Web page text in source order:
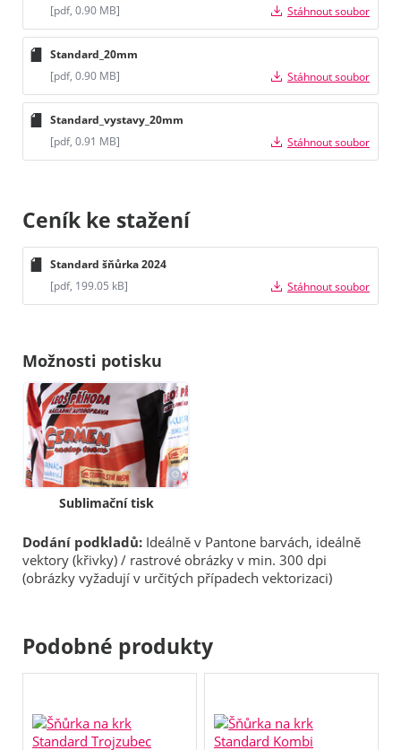
[pdf, 0.90 MB] Stáhnout soubor
Standard_20mm
[pdf, 0.90 MB]
Stáhnout soubor
Standard_vystavy_20mm
[pdf, 0.91 MB]
Stáhnout soubor
Ceník ke stažení
Standard šňůrka 2024
[pdf, 199.05 kB]
Stáhnout soubor
Možnosti potisku
Sublimační tisk
Dodání podkladů: Ideálně v Pantone barvách, ideálně
vektory (křivky) / rastrové obrázky v min. 300 dpi
(obrázky vyžadují v určitých případech vektorizaci)
Podobné produkty